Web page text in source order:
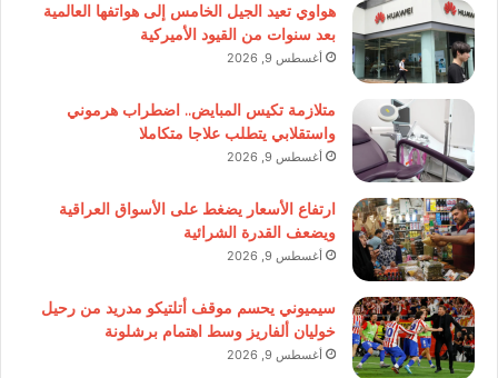
هواوي تعيد الجيل الخامس إلى هواتفها العالمية
بعد سنوات من القيود الأميركية
أغسطس 9, 2026
متلازمة تكيس المبايض.. اضطراب هرموني
واستقلابي يتطلب علاجا متكاملا
أغسطس 9, 2026
ارتفاع الأسعار يضغط على الأسواق العراقية
ويضعف القدرة الشرائية
أغسطس 9, 2026
سيميوني يحسم موقف أتلتيكو مدريد من رحيل
خوليان ألفاريز وسط اهتمام برشلونة
أغسطس 9, 2026